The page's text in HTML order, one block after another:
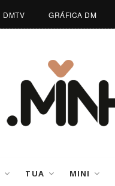
DMTV GRÁFICA DM
TUA MINI